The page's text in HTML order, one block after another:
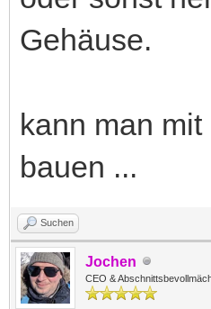
Gehäuse.
kann man
bauen ...
Suchen
Jochen
CEO &